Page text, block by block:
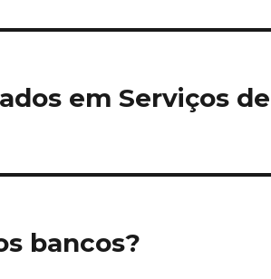
em Serviços
bancos?